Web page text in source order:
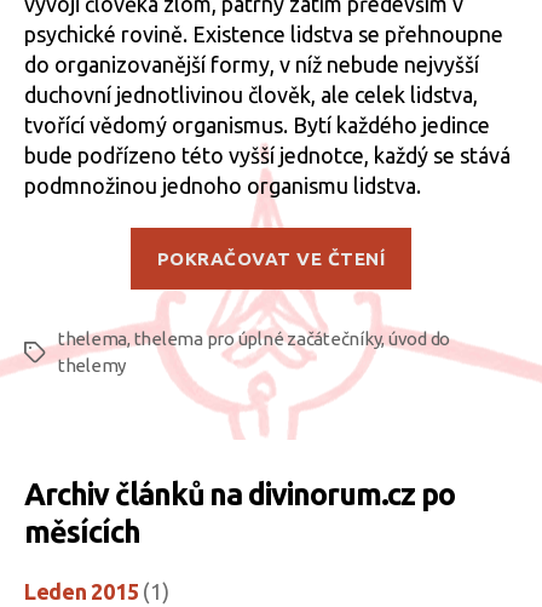
psychické rovině. Existence lidstva se přehnoupne
do organizovanější formy, v níž nebude nejvyšší
duchovní jednotlivinou člověk, ale celek lidstva,
tvořící vědomý organismus. Bytí každého jedince
bude podřízeno této vyšší jednotce, každý se stává
podmnožinou jednoho organismu lidstva.
POKRAČOVAT VE ČTENÍ
Štítky
thelema, thelema pro úplné začátečníky, úvod do
thelemy
Archiv článků na divinorum.cz po
měsících
Leden 2015 (1)